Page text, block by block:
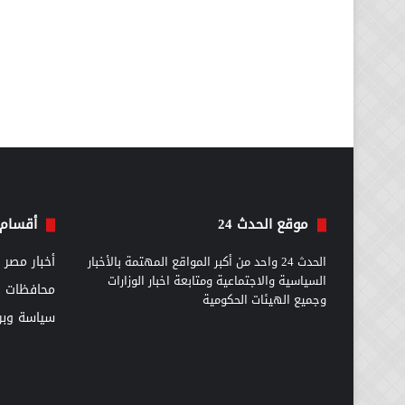
موقع الحدث 24
الحدث 24 واحد من أكبر المواقع المهتمة بالأخبار
السياسية والاجتماعية ومتابعة اخبار الوزارات
وجميع الهيئات الحكومية
أخبار مصر
محافظات
سياسة